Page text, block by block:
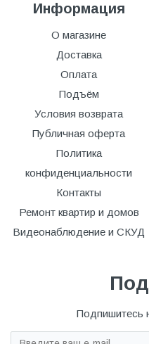
Информация
О магазине
Доставка
Оплата
Подъём
Условия возврата
Публичная оферта
Политика
конфиденциальности
Контакты
Ремонт квартир и домов
Видеонаблюдение и СКУД
Подпишитесь